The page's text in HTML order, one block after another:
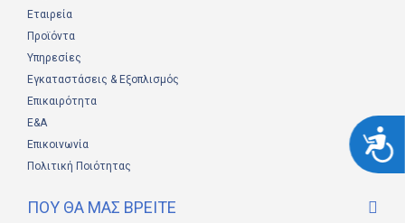
Εταιρεία
Προϊόντα
Υπηρεσίες
Εγκαταστάσεις & Εξοπλισμός
Επικαιρότητα
Ε&Α
Επικοινωνία
Πολιτική Ποιότητας
ΠΟΎ ΘΑ ΜΑΣ ΒΡΕΊΤΕ